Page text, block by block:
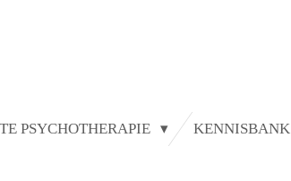
PSYCHOTHERAPIE KENNISBANK